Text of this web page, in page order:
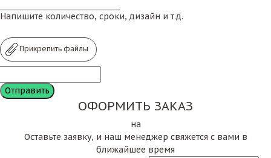
Напишите количество, сроки, дизайн и т.д.
Прикрепить файлы
ОФОРМИТЬ ЗАКАЗ
на
Оставьте заявку, и наш менеджер свяжется с вами в
ближайшее время